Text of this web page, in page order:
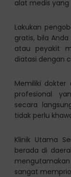
alat medis
Lakukan
gratis, bila
atau peyakit
diatasi dengan
Memiliki
profesional
secara
tidak perlu
Klinik Utama
berada di
sangat